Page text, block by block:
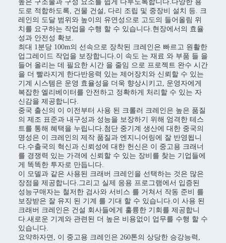
높은 구조물과 구성 요소를 쉽게 다루도록합니다.다양한 용
도로 적합하도록, 건물 건설, 다리 조립 및 중장비 설치 등. 크
레인의 도달 범위와 높이의 유연성으로 고도의 들어올림 위
치를 요구하는 작업을 수행 할 수 있습니다.현장에서의 효율
성과 안전성 확보.
최대 1분당 100m의 선속으로 장착된 크레인은 빠르고 원활한
업그레이드 작업을 보장합니다.이 속도 는 재료 와 부품 들 을
들어 올리는 데 필요한 시간 을 줄임 으로 프로젝트 완수 시간
을 더 빨라지게 한다반응력 있는 제어장치와 신뢰할 수 있는
기계 시스템은 운영 효율성을 더욱 향상시키고, 운영자에게
복잡한 엘리베이터를 안전하고 정확하게 처리할 수 있는 자
신감을 제공합니다.
중국 출신의 이 이전부터 사용 된 크롤러 크레인은 높은 품질
의 제조 표준과 내구성과 성능을 보장하기 위해 엄격한 테스
트를 통해 혜택을 누립니다.첨단 중기계 생산에 대한 중국의
명성은 이 크레인의 제작 품질과 엔지니어링에 잘 반영됩니
다.수출국의 혁신과 신뢰성에 대한 헌신은 이 중고용 크래너
를 경쟁력 있는 가격에 신뢰할 수 있는 장비를 찾는 기업들에
게 똑똑한 투자로 만듭니다.
이 모델과 같은 사용된 크래버 크레인을 선택하는 것은 많은
장점을 제공합니다.그리고 실제 응용 프로그램에서 입증된
성능구매자는 철저한 검사와 서비스 를 거쳐서 작동 준비 를
보장받은 잘 유지 된 기계 를 기대 할 수 있습니다.이 사용 된
크래버 크레인은 건설 회사들에게 훌륭한 기회를 제공합니
다.새로운 기계와 관련된 더 높은 비용없이 업무를 수행 할 수
있습니다.
요약하자면, 이 중고용 크레인은 260톤의 상당한 승강능력,